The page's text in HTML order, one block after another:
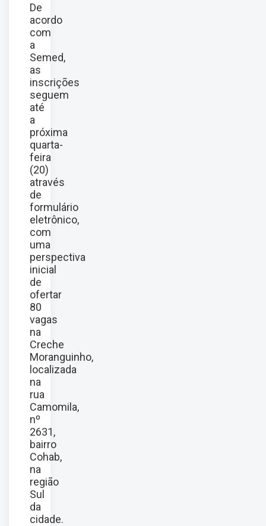
De
acordo
com
a
Semed,
as
inscrições
seguem
até
a
próxima
quarta-
feira
(20)
através
de
formulário
eletrônico,
com
uma
perspectiva
inicial
de
ofertar
80
vagas
na
Creche
Moranguinho,
localizada
na
rua
Camomila,
nº
2631,
bairro
Cohab,
na
região
Sul
da
cidade.